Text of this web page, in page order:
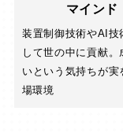
マインド
装置制御技術やAI技
して世の中に貢献。
いという気持ちが実
場環境